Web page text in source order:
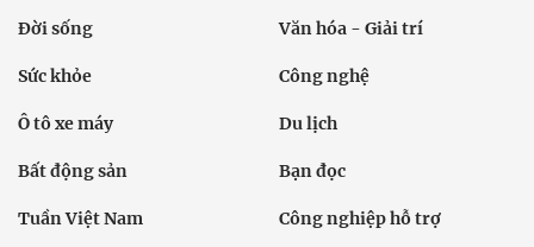
Đời sống Văn hóa - Giải trí
Sức khỏe Công nghệ
Ô tô xe máy Du lịch
Bất động sản Bạn đọc
Tuần Việt Nam Công nghiệp hỗ trợ